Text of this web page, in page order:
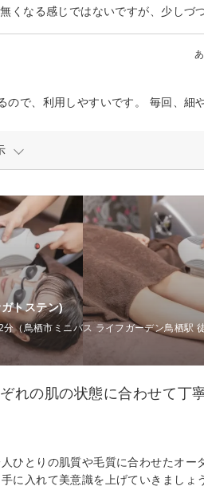
トステン)
（鳥栖市ミニバス ライフガーデン鳥栖駅
れの肌の状態に合わせて丁
ひとりの肌質や毛質に合わせたオー
に入れて美意識を上げていきましょ